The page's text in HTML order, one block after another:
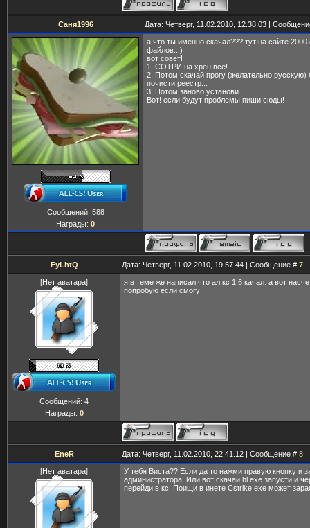
Саня1996 Дата: Четверг, 11.02.2010, 12.38.03 |
Сообщений: 588
Награды: 0
а что ты именно скачал??? тут на сайте 2000
файлов...)
вот совет!
1. СОТРИ на хрен всё!
2. Потом скачай прогу (желательно русскую)
почисти реестр...
3. Потом заново установи...
Вот! если будут проблемы пиши сюды!
FyLhtQ Дата: Четверг, 11.02.2010, 19.57.44 | Сообщение # 7
[Нет аватара]
Сообщений: 4
Награды: 0
я в теме же написал что ал кс 1.6 качал. а вот
попробую если смогу
EneR Дата: Четверг, 11.02.2010, 22.41.12 | Сообщение # 8
[Нет аватара]
У тебя Виста?? Если да то нажми правую кнопку и
администратора! Или вот скачай hl.exe запусти и
перейди в кс! Поищи в инете Cstrike.exe может